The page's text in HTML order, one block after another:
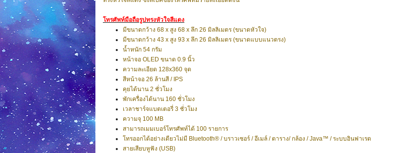
โทรศัพท์มือถือรูปทรงหัวใจสีแดง
มีขนาดกว้าง 68 x สูง 68 x ลึก 26 มิลลิเมตร (ขนาดหัวใจ)
มีขนาดกว้าง 43 x สูง 93 x ลึก 26 มิลลิเมตร (ขนาดแบบแนวตรง)
น้ำหนัก 54 กรัม
หน้าจอ OLED ขนาด 0.9 นิ้ว
ความละเอียด 128x360 จุด
สีหน้าจอ 26 ล้านสี / IPS
คุยได้นาน 2 ชั่วโมง
พักเครื่องได้นาน 160 ชั่วโมง
เวลาชาร์จแบตเตอรี่ 3 ชั่วโมง
ความจุ 100 MB
สามารถเมมเบอร์โทรศัพท์ได้ 100 รายการ
โทรออกได้อย่างเดียวไม่มี Bluetooth® / บราวเซอร์ / อีเมล์ / ตาราง/ กล้อง / Java™ / ระบบอินฟาเรด
สายเสียบหูฟัง (USB)